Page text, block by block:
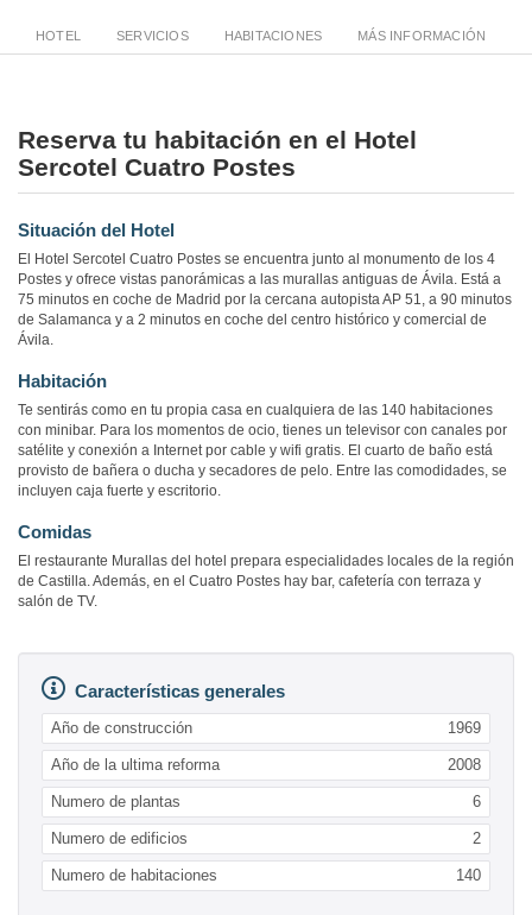
HOTEL SERVICIOS HABITACIONES MÁS INFORMACIÓN
Reserva tu habitación en el Hotel
Sercotel Cuatro Postes
Situación del Hotel
El Hotel Sercotel Cuatro Postes se encuentra junto al monumento de los 4
Postes y ofrece vistas panorámicas a las murallas antiguas de Ávila. Está a
75 minutos en coche de Madrid por la cercana autopista AP 51, a 90 minutos
de Salamanca y a 2 minutos en coche del centro histórico y comercial de
Ávila.
Habitación
Te sentirás como en tu propia casa en cualquiera de las 140 habitaciones
con minibar. Para los momentos de ocio, tienes un televisor con canales por
satélite y conexión a Internet por cable y wifi gratis. El cuarto de baño está
provisto de bañera o ducha y secadores de pelo. Entre las comodidades, se
incluyen caja fuerte y escritorio.
Comidas
El restaurante Murallas del hotel prepara especialidades locales de la región
de Castilla. Además, en el Cuatro Postes hay bar, cafetería con terraza y
salón de TV.
Características generales
Año de construcción 1969
Año de la ultima reforma 2008
Numero de plantas 6
Numero de edificios 2
Numero de habitaciones 140